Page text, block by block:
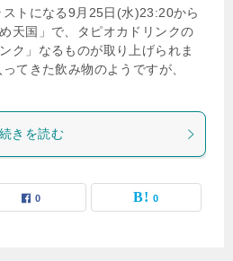
トになる9月25日(水)23:20から
天国」で、タピオカドリンクの
ク」なるものが取り上げられま
てきた飲み物のようですが、
続きを読む
0 0